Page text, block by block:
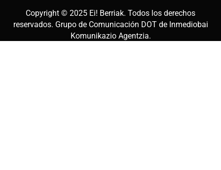
Copyright © 2025 Ei! Berriak. Todos los derechos
reservados. Grupo de Comunicación DOT de Inmediobai
Komunikazio Agentzia.